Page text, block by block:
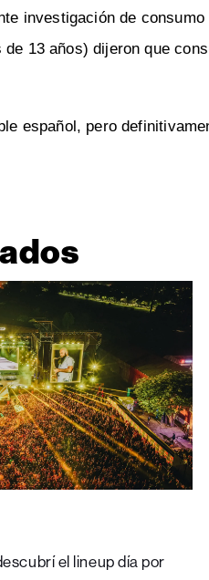
investigación de
13 años) dijeron que
español, pero
el lineup día por